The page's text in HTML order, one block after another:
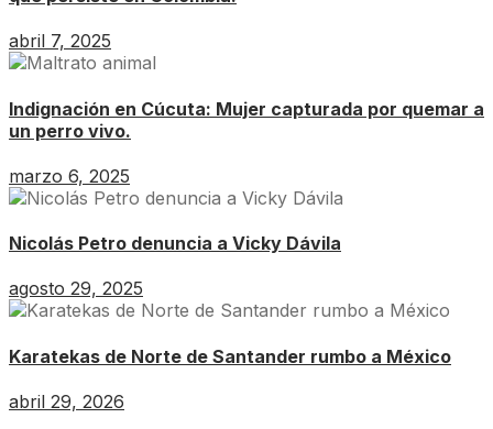
abril 7, 2025
Indignación en Cúcuta: Mujer capturada por quemar a
un perro vivo.
marzo 6, 2025
Nicolás Petro denuncia a Vicky Dávila
agosto 29, 2025
Karatekas de Norte de Santander rumbo a México
abril 29, 2026